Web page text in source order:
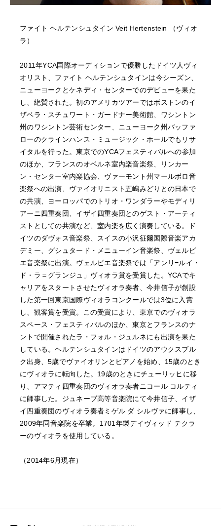
ファイト ヘルテンシュタイン Veit Hertenstein （ヴィオ
ラ）
2011年YCA国際オーディションで優勝したドイツ人ヴィ
オリスト、ファイト ヘルテンシュタインは今シーズン、
ニューヨークとケネディ・センターでのデビューを果た
し、絶賛された。初のアメリカツアーではボストンのイ
ザベラ・スチュワート・ガードナー美術館、ワシントン
州のワシントン芸術センター、ニューヨーク州バッファ
ローのクラインハンス・ミュージック・ホールでもリサ
イタルを行った。東京でのYCAフェスティバルへの参加
のほか、フランスのオベルネ室内楽音楽祭、リンカー
ン・センター室内楽協会、ヴァーモント州マールボロ音
楽祭への出演、ヴァイオリニスト五嶋みどりとの日本で
の共演、ヨーロッパでのトリオ・ワンダラーやモディリ
アーニ四重奏団、イザイ四重奏団とのゲスト・アーティ
ストとしての共演など、室内楽を広く演奏している。ド
イツのダヴォス音楽祭、スイスの小沢征爾国際音楽アカ
デミー、グシュタード・メニューイン音楽祭、ヴェルビ
エ音楽祭に出演。ヴェルビエ音楽祭では「アンリ=ルイ・
ド・ラ＝グランジュ」ヴィオラ賞を受賞した。YCAでキ
ャリアをスタートさせたヴィオラ奏者、今井信子が創設
した第一回東京国際ヴィオラコンクールでは3位に入賞
し、観客賞を受賞。この受賞により、東京でのヴィオラ
スペース・フェスティバルのほか、東京とフランスのナ
ントで開催されたラ・フォル・ジュルネにも出演を果た
している。ヘルテンシュタインはドイツのアウクスブル
ク出身、5歳でヴァイオリンとピアノを始め、15歳のとき
にヴィオラに転向した。19歳のときにチューリッヒに移
り、アマティ四重奏団のヴィオラ奏者ニコール コルティ
に師事した。ジュネーブ高等音楽院にて今井信子、イザ
イ四重奏団のヴィオラ奏者ミゲル ダ シルヴァに師事し、
2009年同音楽院を卒業。1701年製デイヴィッド テクラ
ーのヴィオラを使用している。
（2014年6月現在）